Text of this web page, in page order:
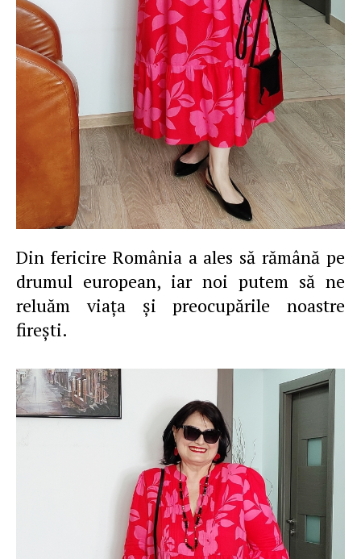
Din fericire România a ales să rămână pe
drumul european, iar noi putem să ne
reluăm viaţa şi preocupările noastre
fireşti.